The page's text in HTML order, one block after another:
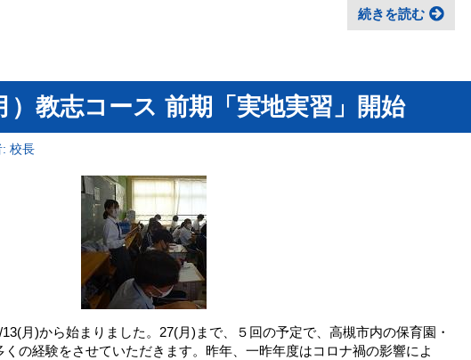
続きを読む
）教志コース 前期「実地実習」開始
校長
月)から始まりました。27(月)まで、５回の予定で、高槻市内の保育園・
の経験をさせていただきます。昨年、一昨年度はコロナ禍の影響によ